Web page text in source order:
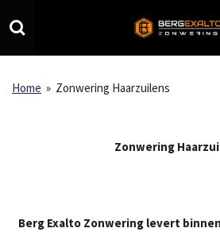
direct
hoofdinhoud
Home » Zonwering Haarzuilens
Zonwering
Berg Exalto Zonwering levert